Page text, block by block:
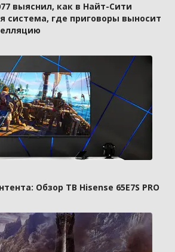
выяснил, как в Найт-Сити
система, где приговоры выносит
Обзор ТВ Hisense 65E7S PRO